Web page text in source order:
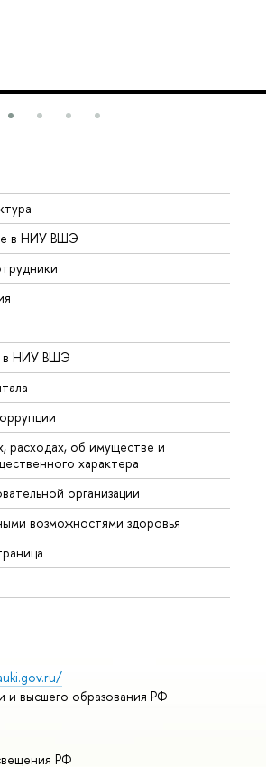
в НИУ ВШЭ
в НИУ ВШЭ
расходах, об имуществе и
характера
организации
возможностями здоровья
и высшего образования РФ
РФ